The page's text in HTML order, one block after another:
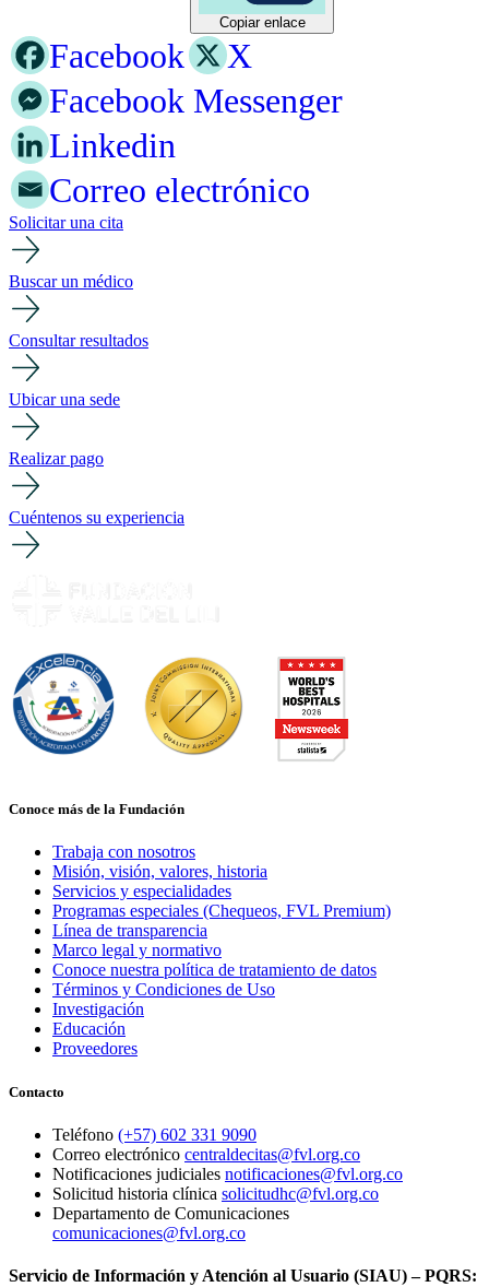
Copiar enlace
Facebook
X
Facebook Messenger
Linkedin
Correo electrónico
Solicitar una cita
Buscar un médico
Consultar resultados
Ubicar una sede
Realizar pago
Cuéntenos su experiencia
Conoce más de la Fundación
Trabaja con nosotros
Misión, visión, valores, historia
Servicios y especialidades
Programas especiales (Chequeos, FVL Premium)
Línea de transparencia
Marco legal y normativo
Conoce nuestra política de tratamiento de datos
Términos y Condiciones de Uso
Investigación
Educación
Proveedores
Contacto
Teléfono (+57) 602 331 9090
Correo electrónico centraldecitas@fvl.org.co
Notificaciones judiciales notificaciones@fvl.org.co
Solicitud historia clínica solicitudhc@fvl.org.co
Departamento de Comunicaciones
comunicaciones@fvl.org.co
Servicio de Información y Atención al Usuario (SIAU) – PQRS: